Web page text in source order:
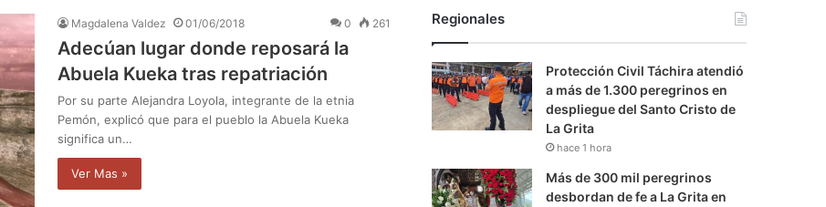
Magdalena Valdez 01/06/2018 0 261
Adecúan lugar donde reposará la
Abuela Kueka tras repatriación
Por su parte Alejandra Loyola, integrante de la etnia
Pemón, explicó que para el pueblo la Abuela Kueka
significa un…
Ver Mas »
Regionales
Protección Civil Táchira atendió
a más de 1.300 peregrinos en
despliegue del Santo Cristo de
La Grita
hace 1 hora
Más de 300 mil peregrinos
desbordan de fe a La Grita en